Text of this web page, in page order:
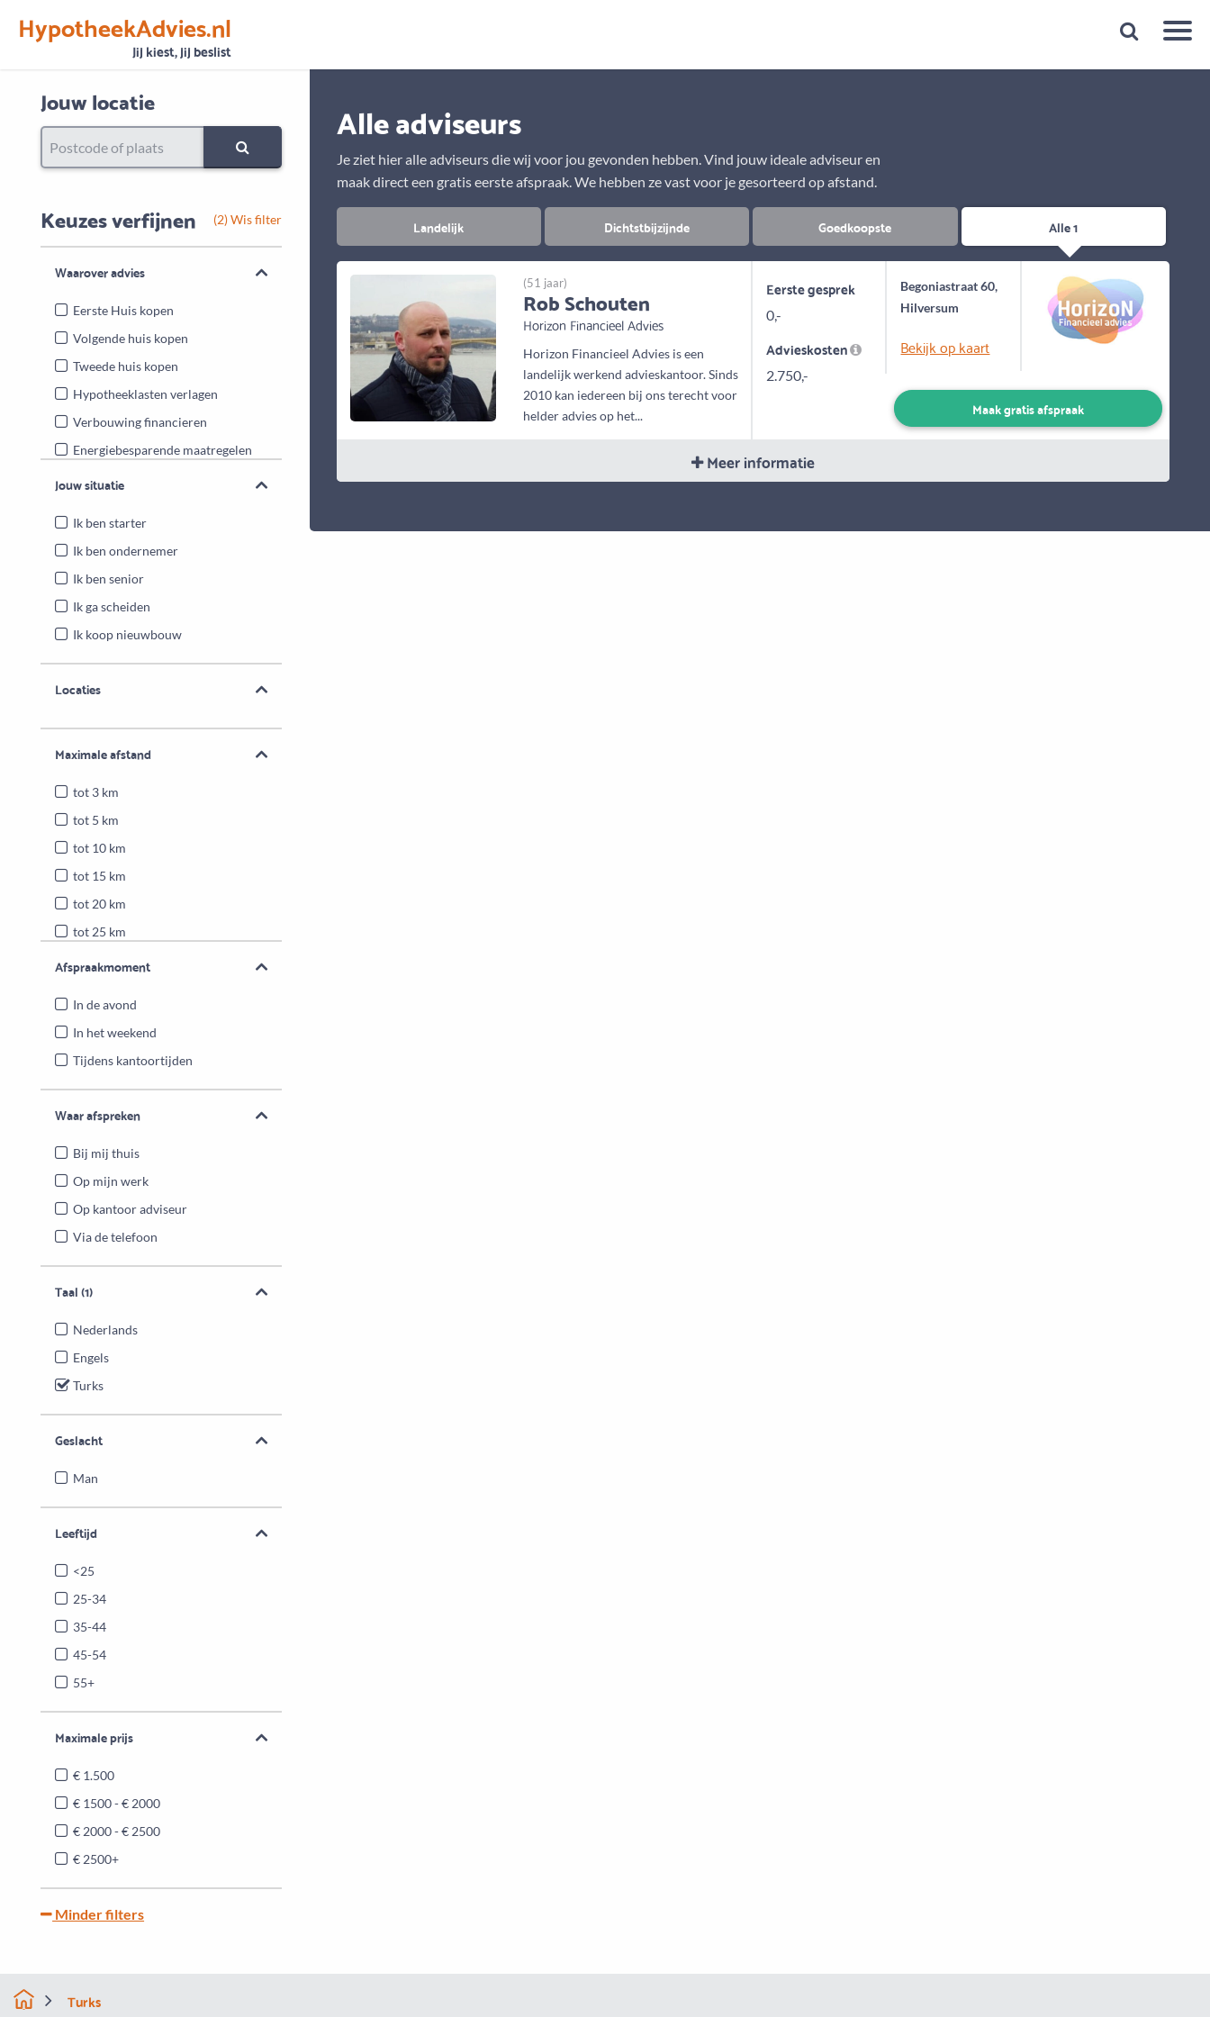
HypotheekAdvies.nl
Jij kiest, jij beslist
VertrouwenAlle basisgegevens zijn gecontroleerd Plan een gratis 1e gesprek binnen 1 minuut
Jouw locatie
Keuzes verfijnen (2) Wis filter
Waarover advies
Eerste Huis kopen
Volgende huis kopen
Tweede huis kopen
Hypotheeklasten verlagen
Verbouwing financieren
Energiebesparende maatregelen
Overwaarde benutten
Jouw situatie
Ik ben starter
Ik ben ondernemer
Ik ben senior
Ik ga scheiden
Ik koop nieuwbouw
Locaties
Maximale afstand
tot 3 km
tot 5 km
tot 10 km
tot 15 km
tot 20 km
tot 25 km
Heel Nederland
Afspraakmoment
In de avond
In het weekend
Tijdens kantoortijden
Waar afspreken
Bij mij thuis
Op mijn werk
Op kantoor adviseur
Via de telefoon
Taal(1)
Nederlands
Engels
Turks
Geslacht
Man
Leeftijd
<25
25-34
35-44
45-54
55+
Maximale prijs
€ 1.500
€ 1500 - € 2000
€ 2000 - € 2500
€ 2500+
Minder filters
Alle adviseurs
Je ziet hier alle adviseurs die wij voor jou gevonden hebben. Vind jouw ideale adviseur en
maak direct een gratis eerste afspraak. We hebben ze vast voor je gesorteerd op afstand.
Landelijk Dichtstbijzijnde Goedkoopste Alle 1
(51 jaar)
Rob Schouten
Horizon Financieel Advies
Horizon Financieel Advies is een
landelijk werkend advieskantoor. Sinds
2010 kan iedereen bij ons terecht voor
helder advies op het...
Eerste gesprek
0,-
Advieskosten
2.750,-
Begoniastraat 60,
Hilversum
Bekijk op kaart
Maak gratis afspraak
Meer informatie
Turks